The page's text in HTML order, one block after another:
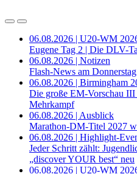
06.08.2026 | U20-WM
Eugene Tag 2 | Die DLV-
06.08.2026 | Notizen
Flash-News am Donnerstag
06.08.2026 | Birmingham
Die große EM-Vorschau III
Mehrkampf
06.08.2026 | Ausblick
Marathon-DM-Titel 2027
06.08.2026 | Highlight-
Jeder Schritt zählt:
„discover YOUR best“ neu
06.08.2026 | U20-WM